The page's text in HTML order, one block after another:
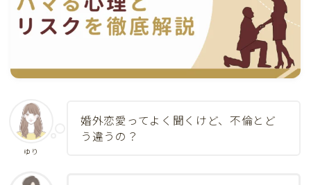
ゆり
婚外恋愛ってよく聞くけど、不倫とど
う違うの？